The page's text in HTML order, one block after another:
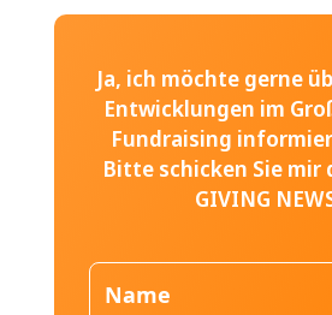
Ja, ich möchte gerne
Entwicklungen im
Fundraising
Bitte schicken Sie mir
GIVING